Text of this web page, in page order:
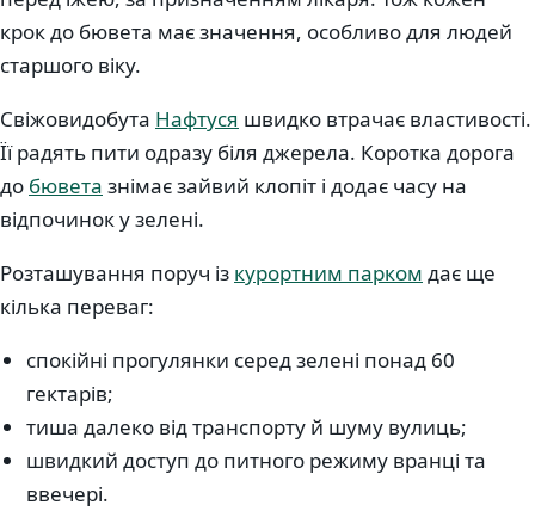
крок до бювета має значення, особливо для людей
старшого віку.
Свіжовидобута Нафтуся швидко втрачає властивості.
Її радять пити одразу біля джерела. Коротка дорога
до бювета знімає зайвий клопіт і додає часу на
відпочинок у зелені.
Розташування поруч із курортним парком дає ще
кілька переваг:
спокійні прогулянки серед зелені понад 60
гектарів;
тиша далеко від транспорту й шуму вулиць;
швидкий доступ до питного режиму вранці та
ввечері.